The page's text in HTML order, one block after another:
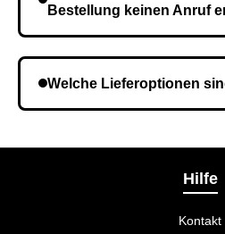
Bestellung keinen Anruf
und wiederholen Sie
Welche Lieferoptionen
Liefermethode wählen, die
Hilfe
Kontakt